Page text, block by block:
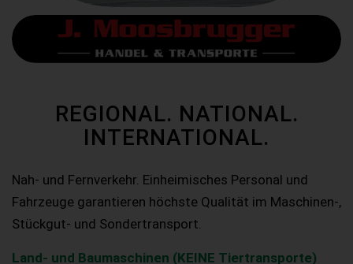
REGIONAL. NATIONAL.
INTERNATIONAL.
Nah- und Fernverkehr. Einheimisches Personal und
Fahrzeuge garantieren höchste Qualität im Maschinen-,
Stückgut- und Sondertransport.
Land- und Baumaschinen (KEINE Tiertransporte)